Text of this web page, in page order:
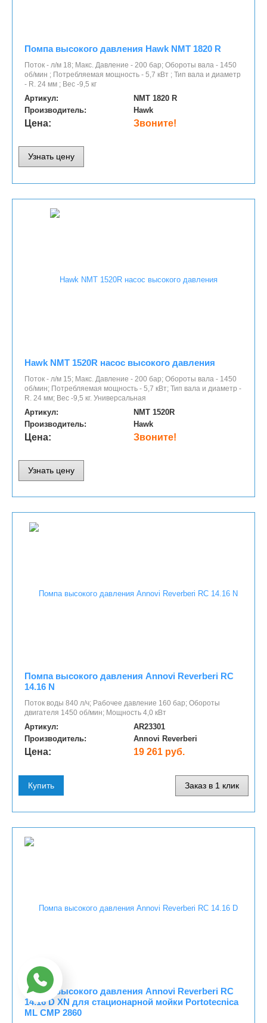
Помпа высокого давления Hawk NMT 1820 R
Поток - л/м 18; Макс. Давление - 200 бар; Обороты вала - 1450
об/мин ; Потребляемая мощность - 5,7 кВт ; Тип вала и диаметр
- R. 24 мм ; Вес -9,5 кг
Артикул:
NMT 1820 R
Производитель:
Hawk
Цена: Звоните!
Узнать цену
Hawk NMT 1520R насос высокого давления
Поток - л/м 15; Макс. Давление - 200 бар; Обороты вала - 1450
об/мин; Потребляемая мощность - 5,7 кВт; Тип вала и диаметр -
R. 24 мм; Вес -9,5 кг. Универсальная
Артикул:
NMT 1520R
Производитель:
Hawk
Цена: Звоните!
Узнать цену
Помпа высокого давления Annovi Reverberi RC
14.16 N
Поток воды 840 л/ч; Рабочее давление 160 бар; Обороты
двигателя 1450 об/мин; Мощность 4,0 кВт
Артикул:
AR23301
Производитель:
Annovi Reverberi
Цена: 19 261 руб.
Купить Заказ в 1 клик
Помпа высокого давления Annovi Reverberi RC
14.16 D XN для стационарной мойки Portotecnica
ML CMP 2860